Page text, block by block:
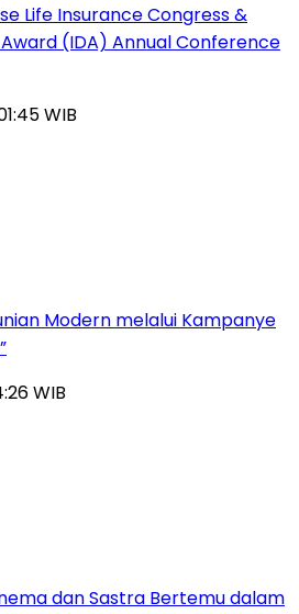
Life Insurance Congress &
(IDA) Annual Conference
WIB
Modern melalui Kampanye
WIB
dan Sastra Bertemu dalam